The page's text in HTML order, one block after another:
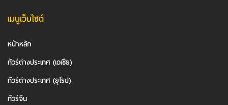
เมนูเว็บไซต์
หน้าหลัก
ทัวร์ต่างประเทศ (เอเชีย)
ทัวร์ต่างประเทศ (ยุโรป)
ทัวร์จีน